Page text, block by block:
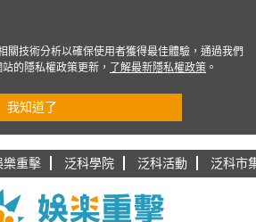
樂重擊 泛科學院 泛科活動 泛科市
關技術分析以確保使用者獲得最佳體驗，通過我們
的隱私權政策更新，
了解最新隱私權政策 。
我知道了